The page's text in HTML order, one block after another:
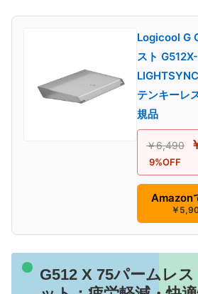
Logicool G
スト
テンキーレ
規品
￥6,490
9%OFF
Amazon
￥
G512 X 75パームレ